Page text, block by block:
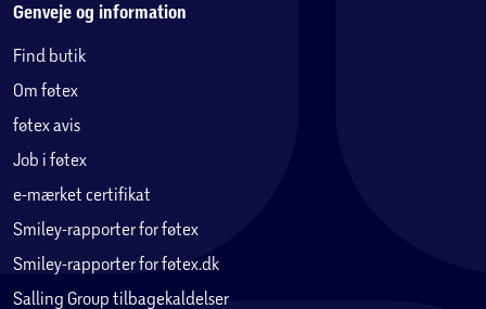
Genveje og information
Find butik
Om føtex
føtex avis
Job i føtex
e-mærket certifikat
Smiley-rapporter for føtex
Smiley-rapporter for føtex.dk
Salling Group tilbagekaldelser